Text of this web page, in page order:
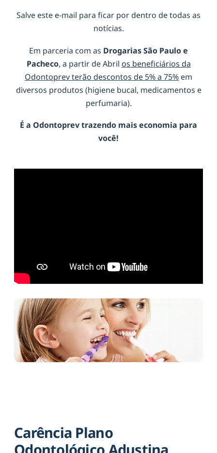
Salve este e-mail para ficar por dentro de todas as
notícias.
Em parceria com as Drogarias São Paulo e
Pacheco, a partir de Abril os beneficiários da
Odontoprev terão descontos de 5% a 75% em
diversos produtos (higiene bucal, medicamentos e
perfumaria).
É a Odontoprevtrazendo mais economia para
você!
Carência Plano
Odontológico Adustina